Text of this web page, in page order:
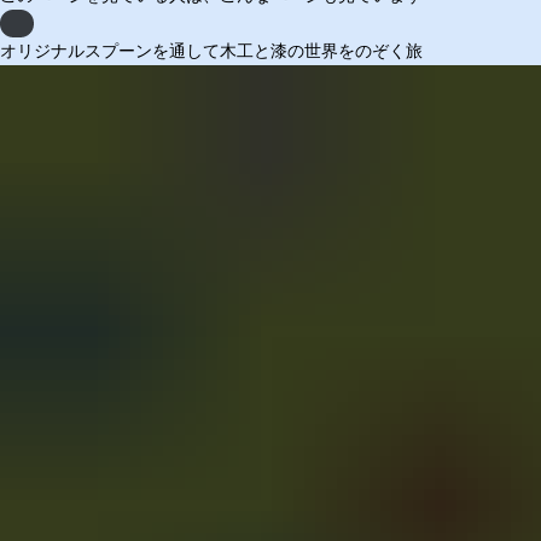
Previous
オリジナルスプーンを通して木工と漆の世界をのぞく旅